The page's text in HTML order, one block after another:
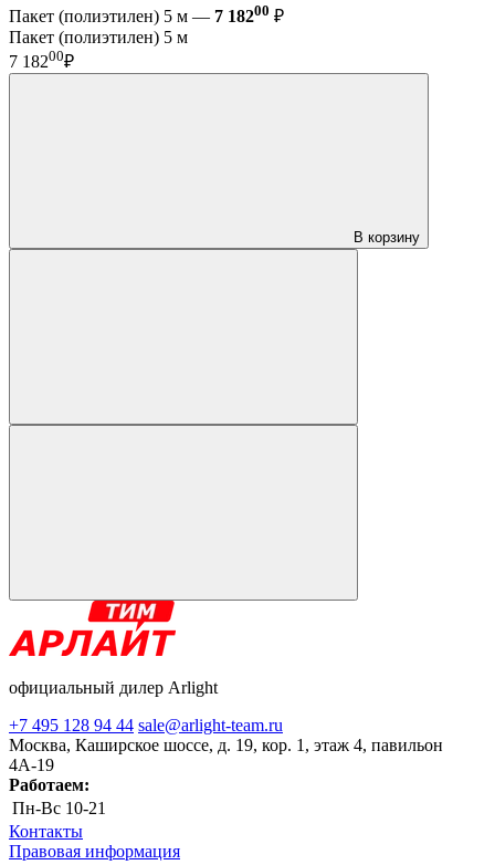
Пакет (полиэтилен) 5 м — 7 18200 ₽
Пакет (полиэтилен) 5 м
7 18200₽
В корзину
официальный дилер Arlight
+7 495 128 94 44 sale@arlight-team.ru
Москва, Каширское шоссе, д. 19, кор. 1, этаж 4, павильон
4А-19
Работаем:
Пн-Вс 10-21
Контакты
Правовая информация